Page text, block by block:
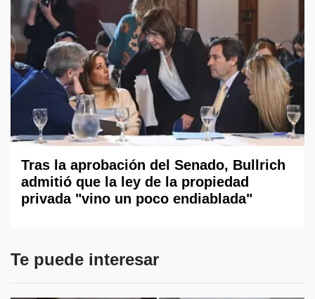
Tras la aprobación del Senado, Bullrich
admitió que la ley de la propiedad
privada "vino un poco endiablada"
Te puede interesar